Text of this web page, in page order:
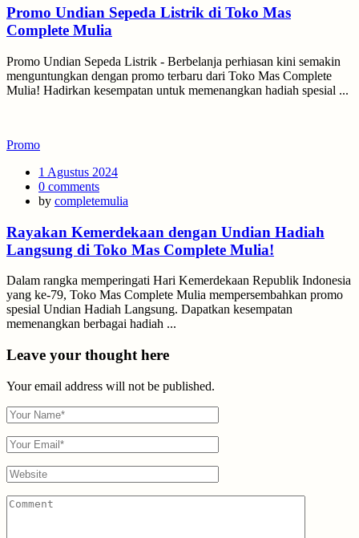
Promo Undian Sepeda Listrik di Toko Mas
Complete Mulia
Promo Undian Sepeda Listrik - Berbelanja perhiasan kini semakin
menguntungkan dengan promo terbaru dari Toko Mas Complete
Mulia! Hadirkan kesempatan untuk memenangkan hadiah spesial ...
Promo
Posted
on
1 Agustus 2024
0 comments
by completemulia
Rayakan Kemerdekaan dengan Undian Hadiah
Langsung di Toko Mas Complete Mulia!
Dalam rangka memperingati Hari Kemerdekaan Republik Indonesia
yang ke-79, Toko Mas Complete Mulia mempersembahkan promo
spesial Undian Hadiah Langsung. Dapatkan kesempatan
memenangkan berbagai hadiah ...
Leave your thought here
Your email address will not be published.